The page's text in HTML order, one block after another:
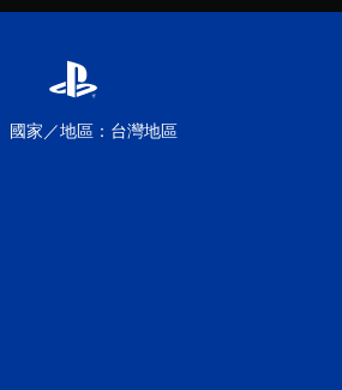
國家／地區：台灣地區